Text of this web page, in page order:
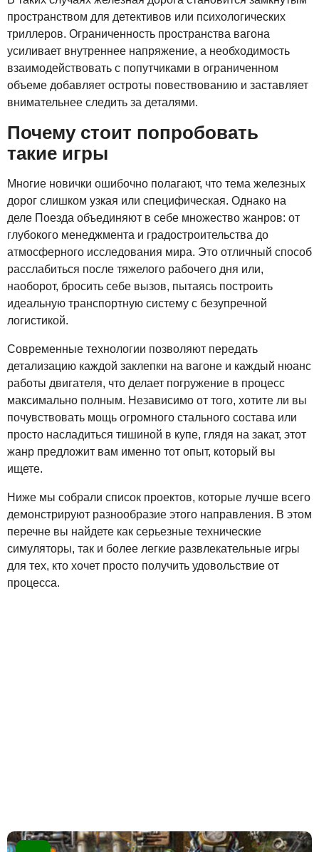
пространством для детективов или психологических
триллеров. Ограниченность пространства вагона
усиливает внутреннее напряжение, а необходимость
взаимодействовать с попутчиками в ограниченном
объеме добавляет остроты повествованию и заставляет
внимательнее следить за деталями.
Почему стоит попробовать
такие игры
Многие новички ошибочно полагают, что тема железных
дорог слишком узкая или специфическая. Однако на
деле Поезда объединяют в себе множество жанров: от
глубокого менеджмента и градостроительства до
атмосферного исследования мира. Это отличный способ
расслабиться после тяжелого рабочего дня или,
наоборот, бросить себе вызов, пытаясь построить
идеальную транспортную систему с безупречной
логистикой.
Современные технологии позволяют передать
детализацию каждой заклепки на вагоне и каждый нюанс
работы двигателя, что делает погружение в процесс
максимально полным. Независимо от того, хотите ли вы
почувствовать мощь огромного стального состава или
просто насладиться тишиной в купе, глядя на закат, этот
жанр предложит вам именно тот опыт, который вы
ищете.
Ниже мы собрали список проектов, которые лучше всего
демонстрируют разнообразие этого направления. В этом
перечне вы найдете как серьезные технические
симуляторы, так и более легкие развлекательные игры
для тех, кто хочет просто получить удовольствие от
процесса.